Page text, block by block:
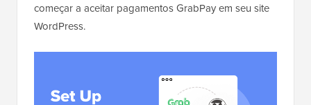
começar a aceitar pagamentos GrabPay em seu site
WordPress.